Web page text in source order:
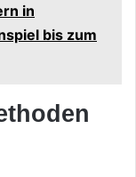
in
bis zum